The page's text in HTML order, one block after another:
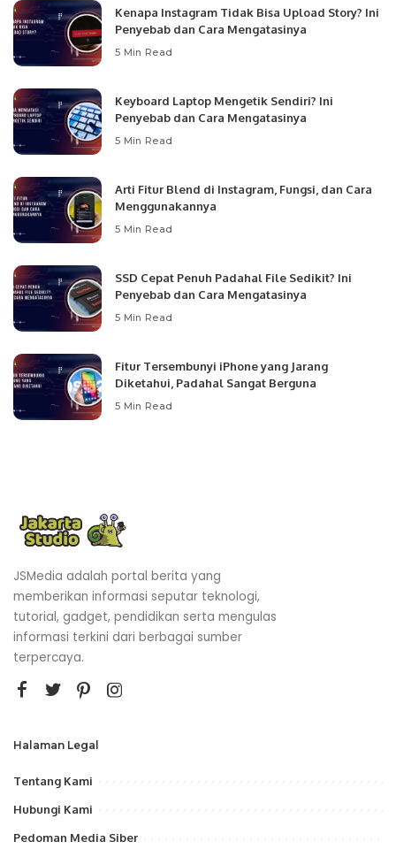
Kenapa Instagram Tidak Bisa Upload Story? Ini
Penyebab dan Cara Mengatasinya
5 Min Read
Keyboard Laptop Mengetik Sendiri? Ini
Penyebab dan Cara Mengatasinya
5 Min Read
Arti Fitur Blend di Instagram, Fungsi, dan Cara
Menggunakannya
5 Min Read
SSD Cepat Penuh Padahal File Sedikit? Ini
Penyebab dan Cara Mengatasinya
5 Min Read
Fitur Tersembunyi iPhone yang Jarang
Diketahui, Padahal Sangat Berguna
5 Min Read
JSMedia adalah portal berita yang
memberikan informasi seputar teknologi,
tutorial, gadget, pendidikan serta mengulas
informasi terkini dari berbagai sumber
terpercaya.
Halaman Legal
Tentang Kami
Hubungi Kami
Pedoman Media Siber